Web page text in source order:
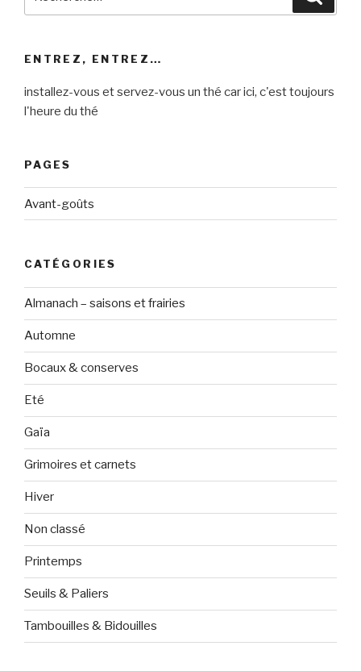
pour
ENTREZ, ENTREZ…
installez-vous et servez-vous un thé car ici, c'est toujours
l'heure du thé
PAGES
Avant-goûts
CATÉGORIES
Almanach – saisons et frairies
Automne
Bocaux & conserves
Eté
Gaïa
Grimoires et carnets
Hiver
Non classé
Printemps
Seuils & Paliers
Tambouilles & Bidouilles